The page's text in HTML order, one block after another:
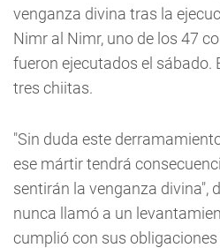
venganza divina tras la
Nimr al Nimr, uno de los 47
fueron ejecutados el sábado.
tres chiitas.
"Sin duda este
ese mártir tendrá
sentirán la venganza divina",
nunca llamó a un
cumplió con sus obligaciones